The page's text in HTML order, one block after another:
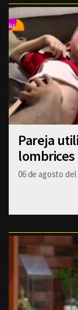
Pareja
06 de agosto del